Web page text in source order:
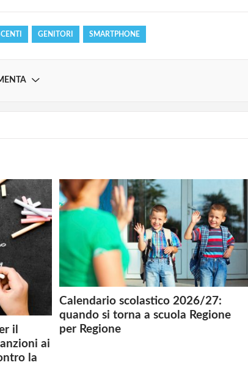
GENITORI SMARTPHONE
il
ai
la
Calendario scolastico 2026/27:
quando si torna a scuola Regione
per Regione